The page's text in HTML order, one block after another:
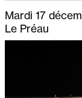
Mardi 17
Le Préau